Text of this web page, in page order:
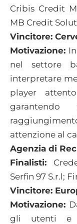
Cribis Credit
MB Credit
Vincitore:
Motivazione:
nel settore
interpretare
player
attenzione al
Agenzia di
Finalisti:
Serfin 97 S.r.l;
Vincitore:
Motivazione:
gli utenti e